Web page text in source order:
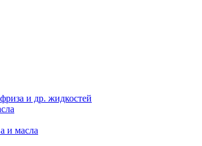
и др. жидкостей
и масла